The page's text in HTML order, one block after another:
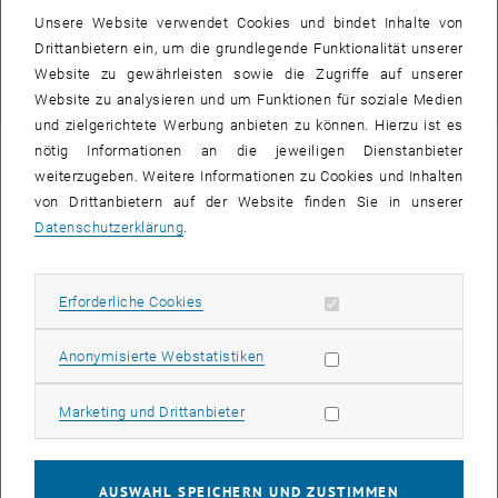
Links
TISS Visitenkarte
Forschungsinteressen
Soziologie der Arbeit und Digitalisierung
Feministische Theorie und Organisation
Ausbildung und Studium
Technische Universität Wien, seit Oktober 2020
Masterarbeit: "Auftrag Arbeitsmarktintegration – Arbeit inNon-Profit-
Organisationen zwischen Anspruch und Wirklichkeit"
Unsere Website verwendet Cookies und bindet Inhalte von
Drittanbietern ein, um die grundlegende Funktionalität unserer
Website zu gewährleisten sowie die Zugriffe auf unserer
Website zu analysieren und um Funktionen für soziale Medien
und zielgerichtete Werbung anbieten zu können. Hierzu ist es
nötig Informationen an die jeweiligen Dienstanbieter
weiterzugeben. Weitere Informationen zu Cookies und Inhalten
von Drittanbietern auf der Website finden Sie in unserer
Datenschutzerklärung.
Erforderliche Cookies Erforderliche Cookies zulassen
Anonymisierte WebstatistikenStatistik Cookies zulassen
Marketing und DrittanbieterMarketing Cookies zulassen
AUSWAHL SPEICHERN UND ZUSTIMMEN